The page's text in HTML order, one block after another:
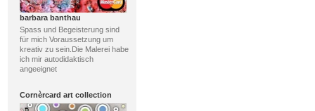
barbara banthau
Spass und Begeisterung sind
für mich Voraussetzung um
kreativ zu sein.Die Malerei habe
ich mir autodidaktisch
angeeignet
Cornèrcard art collection